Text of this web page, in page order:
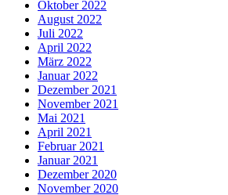
Oktober 2022
August 2022
Juli 2022
April 2022
März 2022
Januar 2022
Dezember 2021
November 2021
Mai 2021
April 2021
Februar 2021
Januar 2021
Dezember 2020
November 2020